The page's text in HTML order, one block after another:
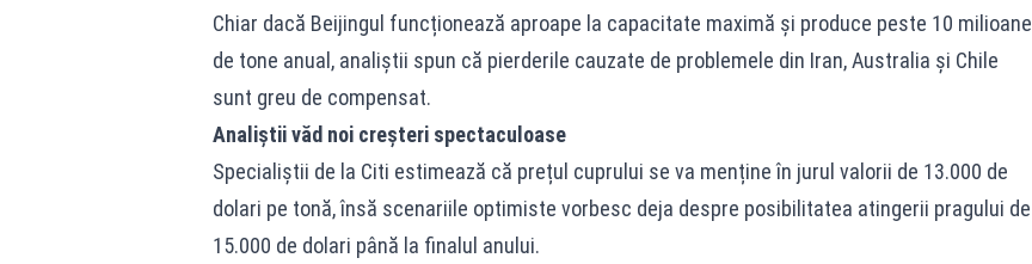
Chiar dacă Beijingul funcționează aproape la capacitate maximă și produce peste 10 milioane
de tone anual, analiștii spun că pierderile cauzate de problemele din Iran, Australia și Chile
sunt greu de compensat.
Analiștii văd noi creșteri spectaculoase
Specialiștii de la Citi estimează că prețul cuprului se va menține în jurul valorii de 13.000 de
dolari pe tonă, însă scenariile optimiste vorbesc deja despre posibilitatea atingerii pragului de
15.000 de dolari până la finalul anului.